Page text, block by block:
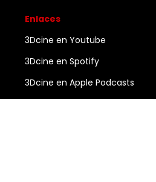
Enlaces
3Dcine en Youtube
3Dcine en Spotify
3Dcine en Apple Podcasts